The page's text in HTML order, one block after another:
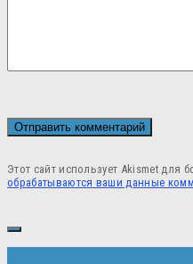
Этот сайт использует Akismet для
обрабатываются ваши данные